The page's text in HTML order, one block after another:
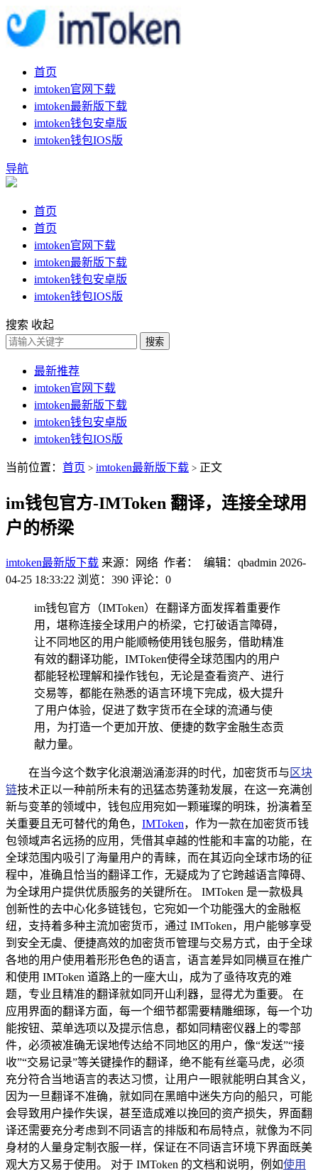
首页
imtoken官网下载
imtoken最新版下载
imtoken钱包安卓版
imtoken钱包IOS版
导航
首页
首页
imtoken官网下载
imtoken最新版下载
imtoken钱包安卓版
imtoken钱包IOS版
搜索 收起
搜索
最新推荐
imtoken官网下载
imtoken最新版下载
imtoken钱包安卓版
imtoken钱包IOS版
当前位置： 首页 > imtoken最新版下载 > 正文
im钱包官方-IMToken 翻译，连接全球用
户的桥梁
imtoken最新版下载 来源：网络 作者： 编辑：qbadmin 2026-
04-25 18:33:22 浏览：390 评论：0
im钱包官方（IMToken）在翻译方面发挥着重要作
用，堪称连接全球用户的桥梁，它打破语言障碍，
让不同地区的用户能顺畅使用钱包服务，借助精准
有效的翻译功能，IMToken使得全球范围内的用户
都能轻松理解和操作钱包，无论是查看资产、进行
交易等，都能在熟悉的语言环境下完成，极大提升
了用户体验，促进了数字货币在全球的流通与使
用，为打造一个更加开放、便捷的数字金融生态贡
献力量。
在当今这个数字化浪潮汹涌澎湃的时代，加密货币与 区块
链技术正以一种前所未有的迅猛态势蓬勃发展，在这一充满创
新与变革的领域中，钱包应用宛如一颗璀璨的明珠，扮演着至
关重要且无可替代的角色， IMToken，作为一款在加密货币钱
包领域声名远扬的应用，凭借其卓越的性能和丰富的功能，在
全球范围内吸引了海量用户的青睐，而在其迈向全球市场的征
程中，准确且恰当的翻译工作，无疑成为了它跨越语言障碍、
为全球用户提供优质服务的关键所在。 IMToken 是一款极具
创新性的去中心化多链钱包，它宛如一个功能强大的金融枢
纽，支持着多种主流加密货币，通过 IMToken，用户能够享受
到安全无虞、便捷高效的加密货币管理与交易方式，由于全球
各地的用户使用着形形色色的语言，语言差异如同横亘在推广
和使用 IMToken 道路上的一座大山，成为了亟待攻克的难
题，专业且精准的翻译就如同开山利器，显得尤为重要。 在
应用界面的翻译方面，每一个细节都需要精雕细琢，每一个功
能按钮、菜单选项以及提示信息，都如同精密仪器上的零部
件，必须被准确无误地传达给不同地区的用户，像“发送”“接
收”“交易记录”等关键操作的翻译，绝不能有丝毫马虎，必须
充分符合当地语言的表达习惯，让用户一眼就能明白其含义，
因为一旦翻译不准确，就如同在黑暗中迷失方向的船只，可能
会导致用户操作失误，甚至造成难以挽回的资产损失，界面翻
译还需要充分考虑到不同语言的排版和布局特点，就像为不同
身材的人量身定制衣服一样，保证在不同语言环境下界面既美
观大方又易于使用。 对于 IMToken 的文档和说明，例如使用